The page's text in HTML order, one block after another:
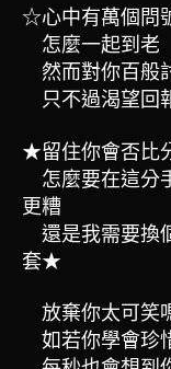
☆心中有萬個
怎麼一起到老
然而對你百般
只不過渴望回
★留住你會否
怎麼要在這分
更糟
還是我需要換
套★
放棄你太可笑
如若你學會珍